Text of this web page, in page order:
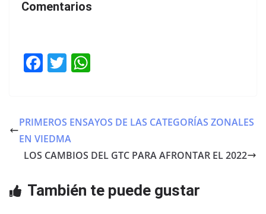
Comentarios
F
e
b
o
k
T
er s
p
PRIMEROS ENSAYOS DE LAS CATEGORÍAS ZONALES
EN VIEDMA
LOS CAMBIOS DEL GTC PARA AFRONTAR EL 2022
También te puede gustar